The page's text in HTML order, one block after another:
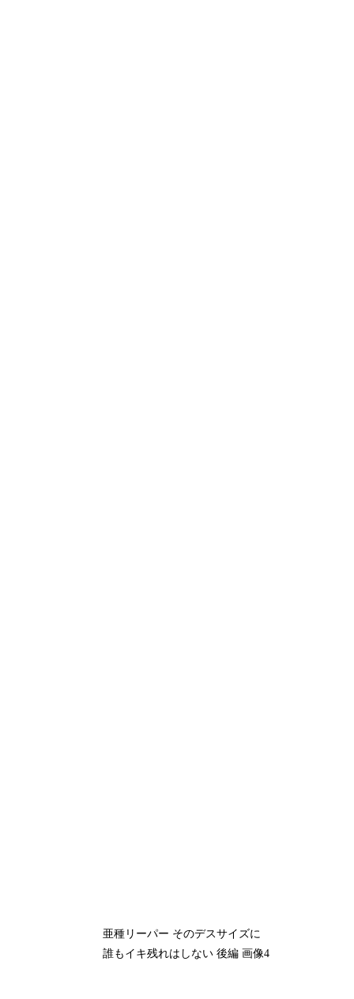
亜種リーパー そのデスサイズに
誰もイキ残れはしない 後編 画像4